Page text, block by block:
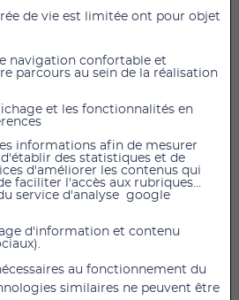
25,50 €
agit comme un plateau de
de façon plus moderne, il est
et la coordination afin
Balancefit ?
de vie est limitée ont pour objet
navigation confortable et
parcours au sein de la réalisation
et les fonctionnalités en
informations afin de mesurer
d'établir des statistiques et de
d'améliorer les contenus qui
faciliter l'accès aux rubriques...
service d'analyse google
d'information et contenu
au fonctionnement du
similaires ne peuvent être